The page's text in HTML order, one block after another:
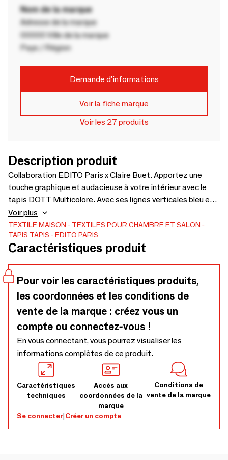
Nom de la marque
Adresse de la marque
00000 Ville de la marque
Pays / Région
Demande d'informations
Voir la fiche marque
Voir les 27 produits
Description produit
Collaboration EDITO Paris x Claire Buet. Apportez une
touche graphique et audacieuse à votre intérieur avec le
tapis DOTT Multicolore. Avec ses lignes verticales bleu et
ses motifs circulaires en contraste de teintes terracotta et
crème, ce tapis joue sur l'équilibre entre simplicité et
originalité. Ce tapis fait main en laine de Nouvelle-Zélande
est disponible dans les tailles : L - 160 cm x 230 cm et XL -
et distributeurs commandant du stock, merci de contacter
directement la marque à l’adresse suivante afin de
bénéficier de la remise correspondante : desk@edito.paris.
Voir plus
TEXTILE MAISON
TEXTILES POUR CHAMBRE ET SALON
TAPIS TAPIS EDITO PARIS
Caractéristiques produit
Pour voir les caractéristiques produits,
les coordonnées et les conditions de
vente de la marque : créez vous un
compte ou connectez-vous !
En vous connectant, vous pourrez visualiser les
informations complètes de ce produit.
Caractéristiques
techniques
Accès aux
coordonnées de la
marque
Conditions de
vente de la marque
Se connecter|Créer un compte